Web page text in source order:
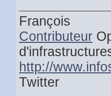
François
Contributeur
http://
Twitter